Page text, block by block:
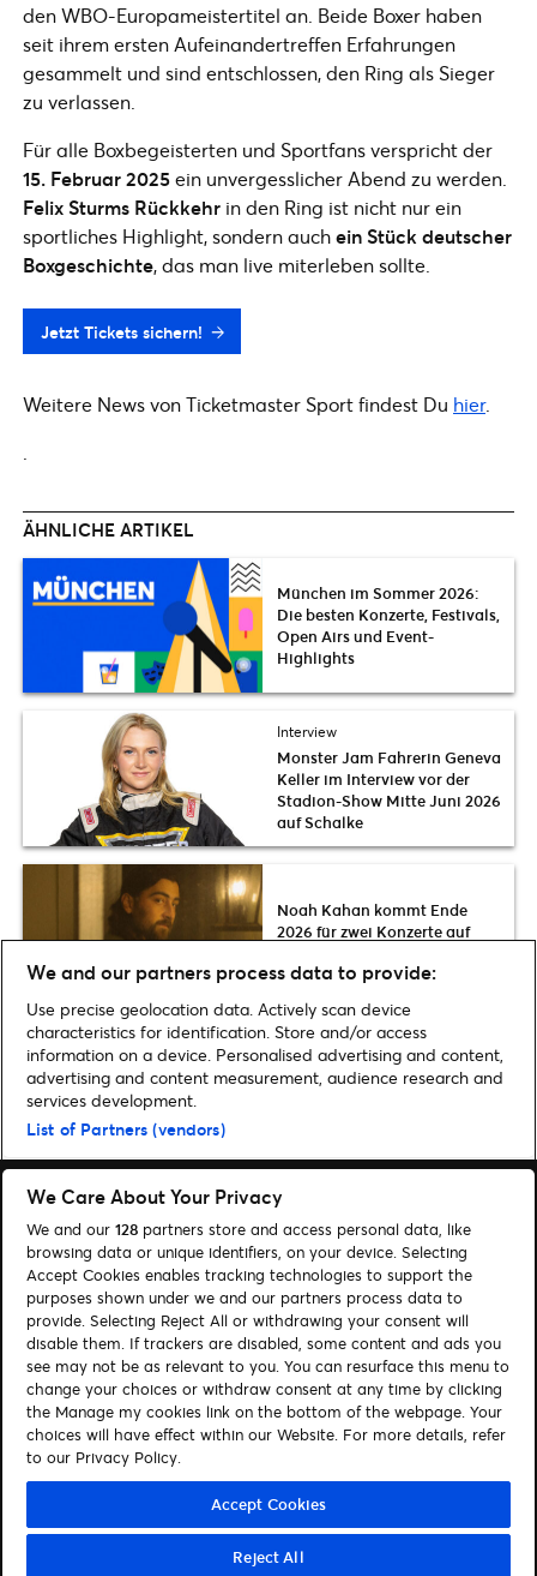
den WBO-Europameistertitel an. Beide Boxer haben
seit ihrem ersten Aufeinandertreffen Erfahrungen
gesammelt und sind entschlossen, den Ring als Sieger
zu verlassen.
Für alle Boxbegeisterten und Sportfans verspricht der
15. Februar 2025ein unvergesslicher Abend zu werden.
Felix Sturms Rückkehr in den Ring ist nicht nur ein
sportliches Highlight, sondern auchein Stück deutscher
Boxgeschichte, das man live miterleben sollte.
Jetzt Tickets sichern!
Weitere News von Ticketmaster Sport findest Du hier.
ÄHNLICHE ARTIKEL
München im Sommer 2026:
Die besten Konzerte, Festivals,
Open Airs und Event-
Highlights
Interview
Monster Jam Fahrerin Geneva
Keller im Interview vor der
Stadion-Show Mitte Juni 2026
auf Schalke
Noah Kahan kommt Ende
2026 für zwei Konzerte auf
Home Sport
Felix Sturm kehrt zurück: Deutschlands Box-Event des
Jahres
Suchen
Cookie-Einwilligungstool
Autor*innen
Kontakt
Impressum
Tickets
Folge uns:
Visit Facebook (opens in a new window)
Visit Twitter (opens in a new window)
Visit Instagram (opens in a new window)
Visit Youtube (opens in a new window)
Visit Tiktok (opens in a new
Visit Xing (opens in a new
We and our partners process data to provide:
Use precise geolocation data. Actively scan device
characteristics for identification. Store and/or access
information on a device. Personalised advertising and content,
advertising and content measurement, audience research and
services development.
List of Partners (vendors)
We Care About Your Privacy
We and our 128 partners store and access personal data, like
browsing data or unique identifiers, on your device. Selecting
Accept Cookies enables tracking technologies to support the
purposes shown under we and our partners process data to
provide. Selecting Reject All or withdrawing your consent will
disable them. If trackers are disabled, some content and ads you
see may not be as relevant to you. You can resurface this menu to
change your choices or withdraw consent at any time by clicking
the Manage my cookies link on the bottom of the webpage. Your
choices will have effect within our Website. For more details, refer
to our Privacy Policy.
Accept Cookies
Reject All